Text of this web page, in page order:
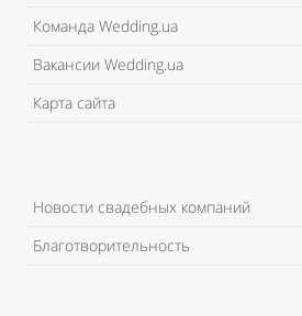
Команда Wedding.ua
Вакансии Wedding.ua
Карта сайта
Новости свадебных компаний
Благотворительность